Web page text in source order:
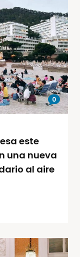
0
este
una nueva
al aire